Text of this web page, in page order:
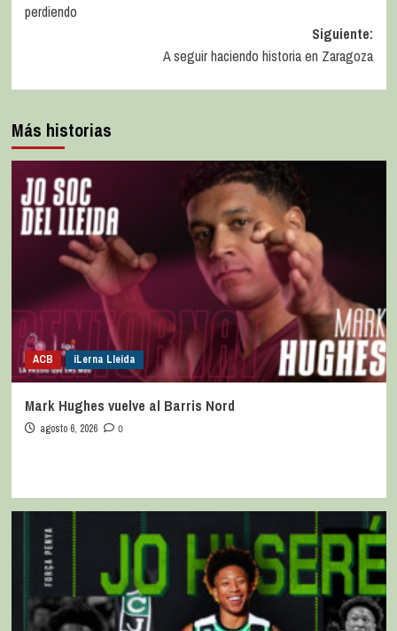
perdiendo
Siguiente:
A seguir haciendo historia en Zaragoza
Más historias
ACB iLerna Lleida
Mark Hughes vuelve al Barris Nord
agosto 6, 2026 0